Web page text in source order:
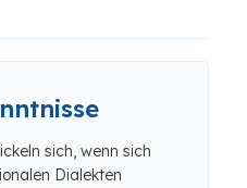
sich, wenn sich
Dialekten